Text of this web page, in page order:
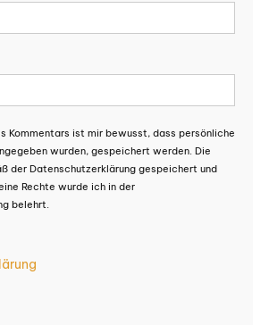
Kommentars ist mir bewusst, dass persönliche
wurden, gespeichert werden. Die
der Datenschutzerklärung gespeichert und
Rechte wurde ich in der
belehrt.